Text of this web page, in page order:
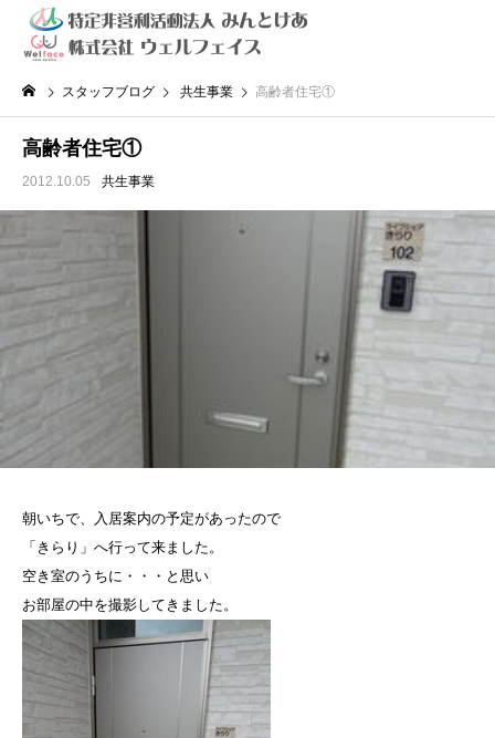
スタッフブログ 共生事業 高齢者住宅①
高齢者住宅①
2012.10.05 共生事業
朝いちで、入居案内の予定があったので
「きらり」へ行って来ました。
空き室のうちに・・・と思い
お部屋の中を撮影してきました。